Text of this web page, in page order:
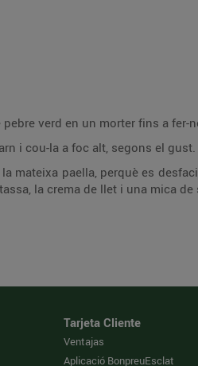
verd en un morter fins a fer-
i cou-la a foc alt, segons el
mateixa paella, perquè es
la crema de llet i una mica
Tarjeta Cliente
Ventajas
Aplicació BonpreuEsclat